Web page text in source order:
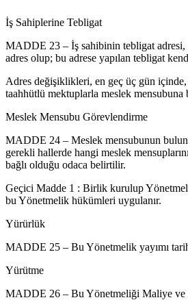
İş Sahiplerine Tebligat
MADDE 23 – İş sahibinin tebligat adresi,
adres olup; bu adrese yapılan tebligat
Adres değişiklikleri, en geç üç gün içinde,
taahhütlü mektuplarla meslek
Meslek Mensubu Görevlendirme
MADDE 24 – Meslek mensubunun
gerekli hallerde hangi meslek
bağlı olduğu odaca belirtilir.
Geçici Madde 1 : Birlik kurulup
bu Yönetmelik hükümleri uygulanır.
Yürürlük
MADDE 25 – Bu Yönetmelik yayımı
Yürütme
MADDE 26 – Bu Yönetmeliği Maliye ve